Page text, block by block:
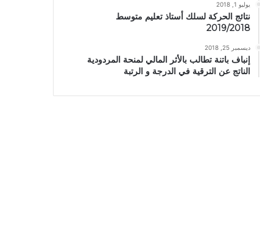
يوليو 1, 2018
نتائج الحركة لسلك أستاذ تعليم متوسط
2019/2018
ديسمبر 25, 2018
إنباف باتنة تطالب بالأثر المالي لمنحة المردودية
الناتج عن الترقية في الدرجة و الرتبة